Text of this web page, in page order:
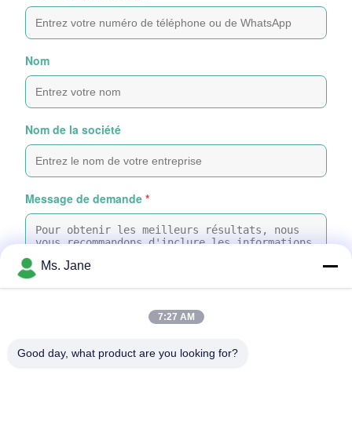
Nom
Nom de la société
Message de demande *
Choisir les fichiers
Ms. Jane
7:27 AM
Good day, what product are you looking for?